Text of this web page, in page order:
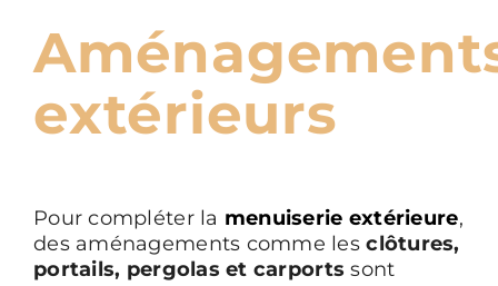
extérieurs
Pour compléter la menuiserie extérieure,
des aménagements comme lesclôtures,
portails, pergolas et carports sont